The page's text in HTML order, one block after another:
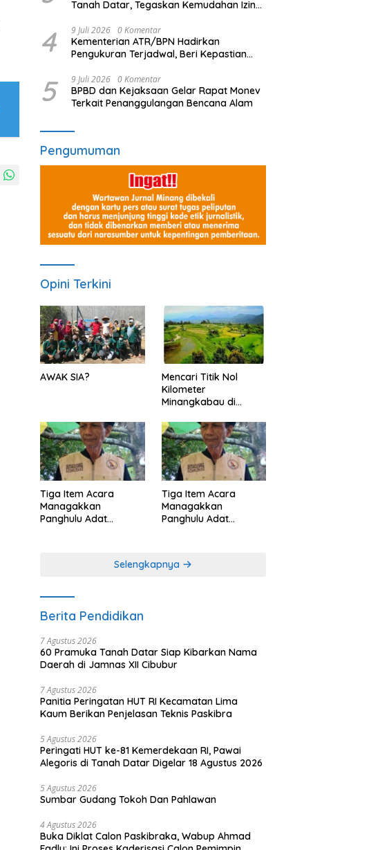
Tanah Datar, Tegaskan Kemudahan Izin
4 9 Juli 2026 0 Komentar
Kementerian ATR/BPN Hadirkan
Pengukuran Terjadwal, Beri Kepastian
5 9 Juli 2026 0 Komentar
BPBD dan Kejaksaan Gelar Rapat Monev
Terkait Penanggulangan Bencana Alam
Pengumuman
Opini Terkini
AWAK SIA?
Mencari Titik Nol
Kilometer
Minangkabau di
Dimanakah Lokasi
nya?
Tiga Item Acara
Managakkan
Panghulu Adat
Tiga Item Acara
Managakkan
Panghulu Adat
Selengkapnya
Berita Pendidikan
7 Agustus 2026
60 Pramuka Tanah Datar Siap Kibarkan Nama
Daerah di Jamnas XII Cibubur
7 Agustus 2026
Panitia Peringatan HUT RI Kecamatan Lima
Kaum Berikan Penjelasan Teknis Paskibra
5 Agustus 2026
Peringati HUT ke-81 Kemerdekaan RI, Pawai
Alegoris di Tanah Datar Digelar 18 Agustus 2026
5 Agustus 2026
Sumbar Gudang Tokoh Dan Pahlawan
4 Agustus 2026
Buka Diklat Calon Paskibraka, Wabup Ahmad